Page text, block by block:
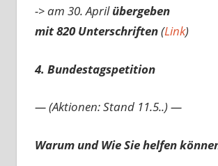
-> am 30. Aprilübergeben
mit 820 Unterschriften(Link)
4. Bundestagspetition
— (Aktionen: Stand 11.5..) —
Warum und Wie Sie helfen